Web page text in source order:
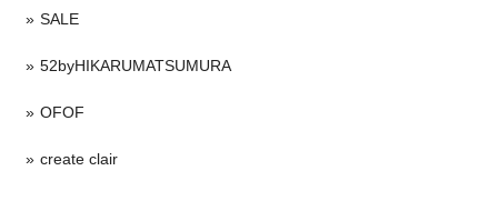
SALE
52byHIKARUMATSUMURA
OFOF
create clair